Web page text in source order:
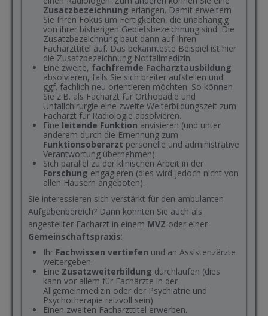
Zusatzbezeichnung erlangen. Damit erweitern
Sie Ihren Fokus um Fertigkeiten, die unabhängig
von ihrer bisherigen Gebietsbezeichnung sind. Die
Zusatzbezeichnung baut dann auf Ihren
Facharzttitel auf. Das bekannteste Beispiel ist hier
die Zusatzbezeichnung Notfallmedizin.
Eine zweite, fachfremde Facharztausbildung
absolvieren, falls Sie sich breiter aufstellen und
ggf. fachlich neu orientieren möchten. So können
Sie z.B. als Facharzt für Orthopädie und
Unfallchirurgie eine zweite Weiterbildungszeit zum
Facharzt für Radiologie absolvieren.
Eine leitende Funktion anvisieren (und unter
anderem durch die Ernennung zum
Funktionsoberarzt personelle und administrative
Verantwortung übernehmen).
Sich parallel zu der klinischen Arbeit in der
Forschung engagieren (dies wird jedoch nicht von
allen Häusern angeboten).
Sie interessieren sich verstärkt für den ambulanten
Aufgabenbereich? Dann könnten Sie auch als
angestellter Facharzt in einem MVZ oder einer
Gemeinschaftspraxis:
Ihr Fachwissen vertiefen und an Assistenzärzte
weitergeben.
Eine Zusatzweiterbildung durchlaufen (dies
kann vor allem für Fachärzte in der
Allgemeinmedizin oder der Psychiatrie und
Psychotherapie reizvoll sein)
Einen zweiten Facharzttitel erwerben.